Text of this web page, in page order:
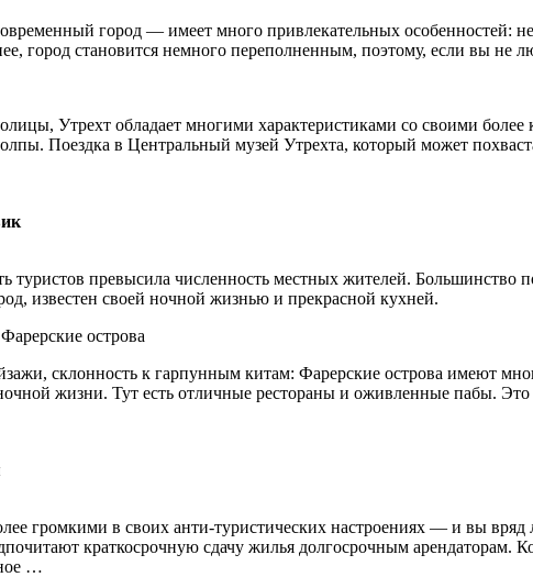
город — имеет много привлекательных особенностей:
город становится немного переполненным, поэтому, если вы не
Утрехт обладает многими характеристиками со своими
Поездка в Центральный музей Утрехта, который может
туристов превысила численность местных жителей. Большинство
известен своей ночной жизнью и прекрасной кухней.
острова
склонность к гарпунным китам: Фарерские острова имеют
жизни. Тут есть отличные рестораны и оживленные пабы.
громкими в своих анти-туристических настроениях — и вы
краткосрочную сдачу жилья долгосрочным
…